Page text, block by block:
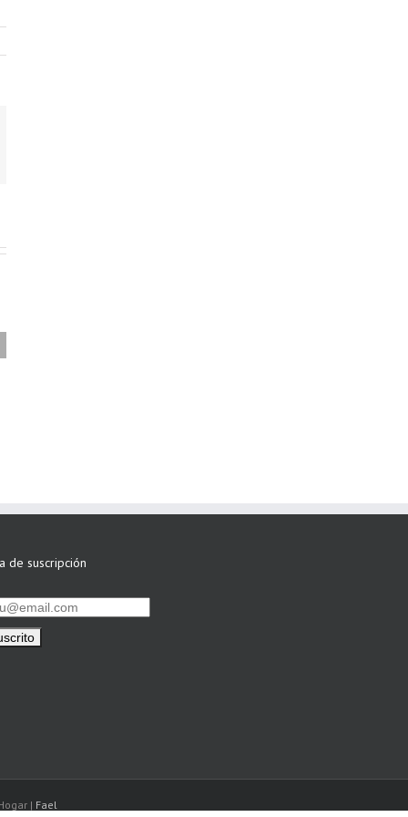
de suscripción
| Fael